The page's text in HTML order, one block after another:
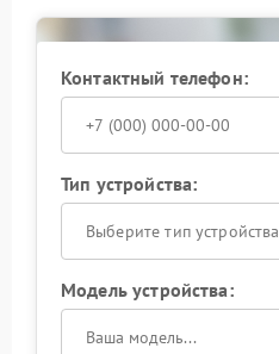
Контактный телефон:
Тип устройства:
Выберите тип устройства
Модель устройства: